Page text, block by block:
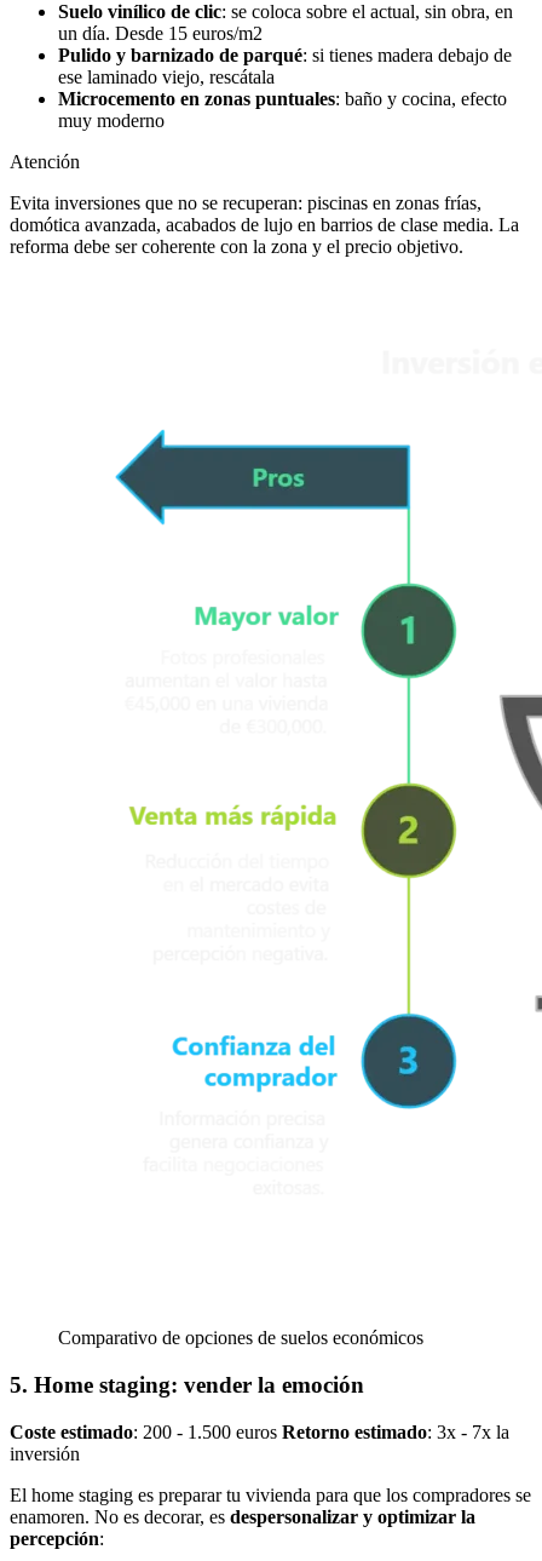
Suelo vinílico de clic: se coloca sobre el actual, sin obra, en
un día. Desde 15 euros/m2
Pulido y barnizado de parqué: si tienes madera debajo de
ese laminado viejo, rescátala
Microcemento en zonas puntuales: baño y cocina, efecto
muy moderno
Atención
Evita inversiones que no se recuperan: piscinas en zonas frías,
domótica avanzada, acabados de lujo en barrios de clase media. La
reforma debe ser coherente con la zona y el precio objetivo.
Comparativo de opciones de suelos económicos
5. Home staging: vender la emoción
Coste estimado: 200 - 1.500 euros Retorno estimado: 3x - 7x la
inversión
El home staging es preparar tu vivienda para que los compradores se
enamoren. No es decorar, es despersonalizar y optimizar la
percepción: